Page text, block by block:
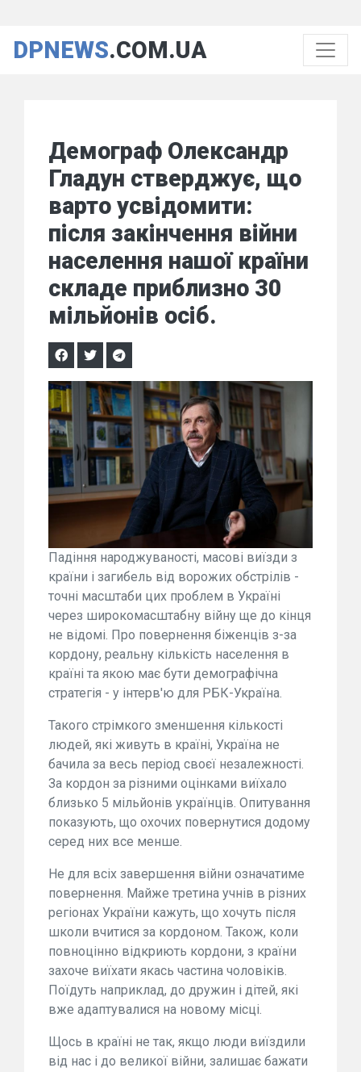
DPNEWS.COM.UA
Демограф Олександр
Гладун стверджує, що
варто усвідомити:
після закінчення війни
населення нашої країни
складе приблизно 30
мільйонів осіб.
Падіння народжуваності, масові виїзди з
країни і загибель від ворожих обстрілів -
точні масштаби цих проблем в Україні
через широкомасштабну війну ще до кінця
не відомі. Про повернення біженців з-за
кордону, реальну кількість населення в
країні та якою має бути демографічна
стратегія - у інтерв'ю для РБК-Україна.
Такого стрімкого зменшення кількості
людей, які живуть в країні, Україна не
бачила за весь період своєї незалежності.
За кордон за різними оцінками виїхало
близько 5 мільйонів українців. Опитування
показують, що охочих повернутися додому
серед них все менше.
Не для всіх завершення війни означатиме
повернення. Майже третина учнів в різних
регіонах України кажуть, що хочуть після
школи вчитися за кордоном. Також, коли
повноцінно відкриють кордони, з країни
захоче виїхати якась частина чоловіків.
Поїдуть наприклад, до дружин і дітей, які
вже адаптувалися на новому місці.
Щось в країні не так, якщо люди виїздили
від нас і до великої війни, залишає бажати